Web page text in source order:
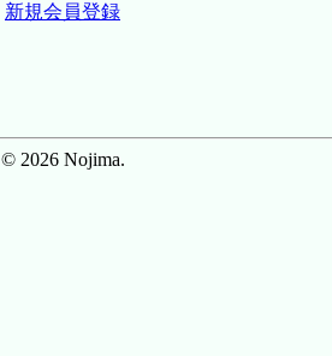
新規会員登録
© 2026 Nojima.